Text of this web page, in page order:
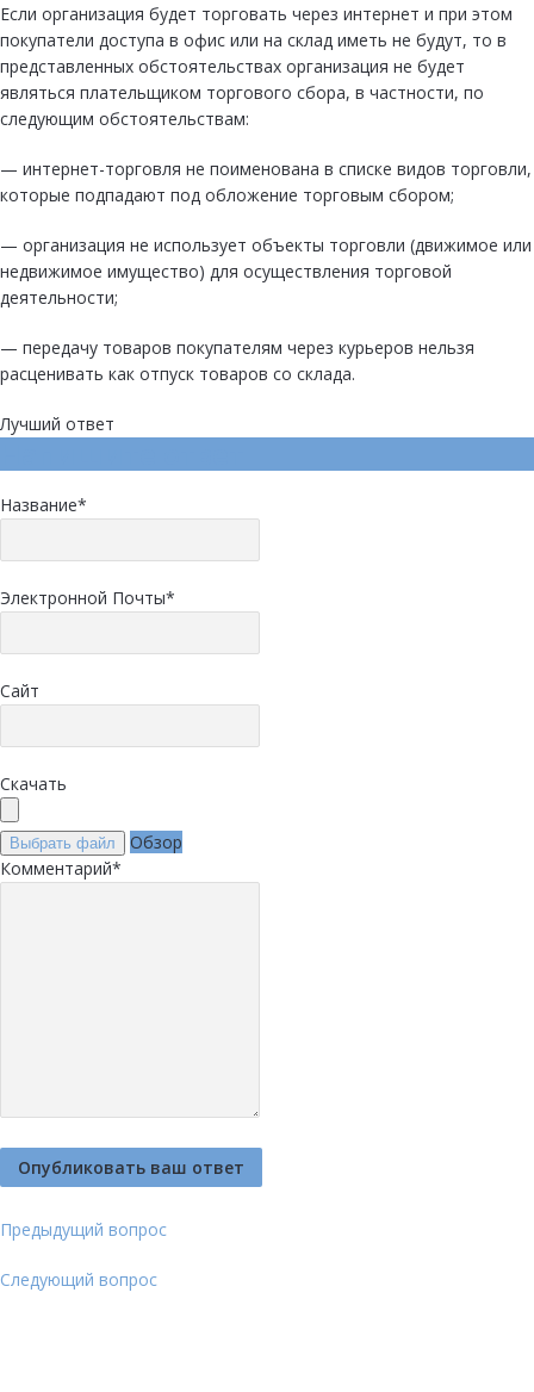
Если организация будет торговать через интернет и при этом
покупатели доступа в офис или на склад иметь не будут, то в
представленных обстоятельствах организация не будет
являться плательщиком торгового сбора, в частности, по
следующим обстоятельствам:
— интернет-торговля не поименована в списке видов торговли,
которые подпадают под обложение торговым сбором;
— организация не использует объекты торговли (движимое или
недвижимое имущество) для осуществления торговой
деятельности;
— передачу товаров покупателям через курьеров нельзя
расценивать как отпуск товаров со склада.
Лучший ответ
Название*
Электронной Почты*
Сайт
Скачать
Выбрать файл
Обзор
Комментарий*
Предыдущий вопрос
Следующий вопрос